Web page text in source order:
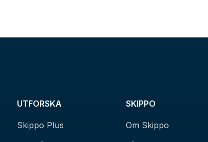
UTFORSKA
Skippo Plus
SKIPPO
Om Skippo